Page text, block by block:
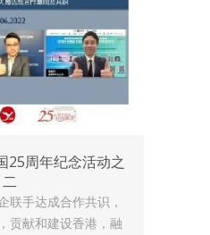
25周年纪念活动之
二
联手达成合作共识，
贡献和建设香港，融